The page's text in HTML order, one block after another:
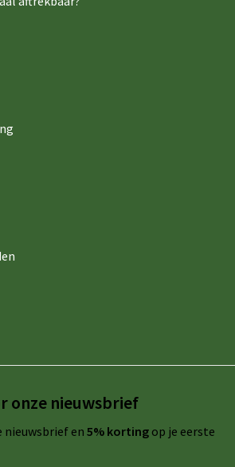
onze nieuwsbrief
nieuwsbrief en 5% kortingop je eerste